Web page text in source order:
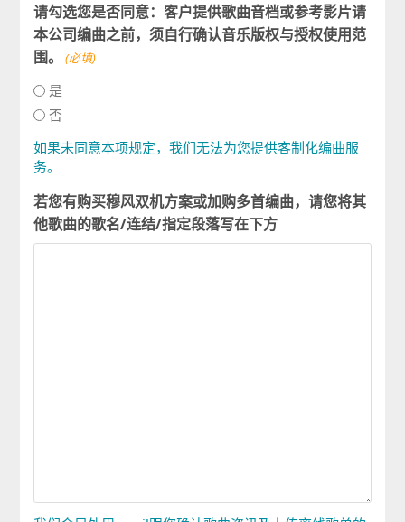
请勾选您是否同意：客户提供歌曲音档或参考影片请
本公司编曲之前，须自行确认音乐版权与授权使用范
围。
(必填)
是
否
如果未同意本项规定，我们无法为您提供客制化编曲服
务。
若您有购买穆风双机方案或加购多首编曲，请您将其
他歌曲的歌名/连结/指定段落写在下方